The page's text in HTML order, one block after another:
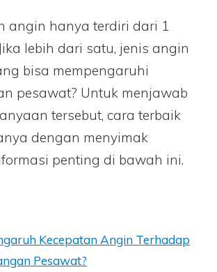
angin hanya terdiri dari 1
lebih dari satu, jenis angin
bisa mempengaruhi
pesawat? Untuk menjawab
tersebut, cara terbaik
dengan menyimak
penting di bawah ini.
Kecepatan Angin Terhadap
Pesawat?